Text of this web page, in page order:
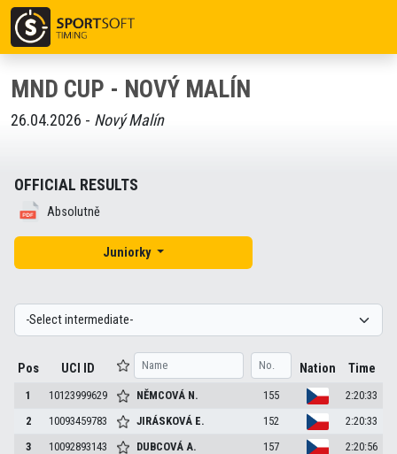
MND CUP - NOVÝ MALÍN
26.04.2026 - Nový Malín
OFFICIAL RESULTS
Absolutně
Juniorky
Pos UCI ID Nation Time
1 10123999629 NĚMCOVÁ N. 155
2:20:33
2
10093459783 JIRÁSKOVÁ E. 152
2:20:33
3
10092893143 DUBCOVÁA. 157
2:20:56